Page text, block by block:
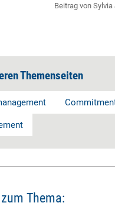
Beitrag von
Themenseiten
Thema: